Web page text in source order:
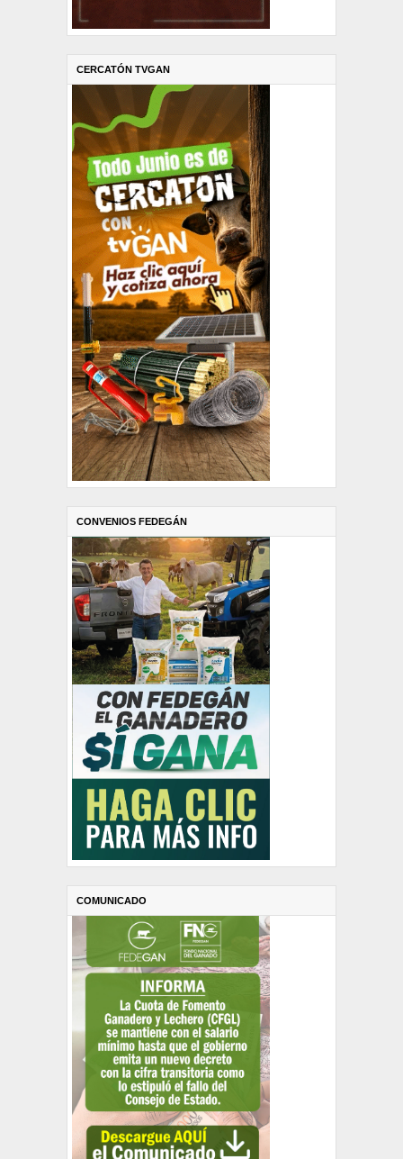
CERCATÓN TVGAN
CONVENIOS FEDEGÁN
COMUNICADO